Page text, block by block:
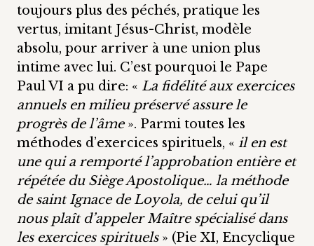
toujours plus des péchés, pratique les
vertus, imitant Jésus-Christ, modèle
absolu, pour arriver à une union plus
intime avec lui. C’est pourquoi le Pape
Paul VI a pu dire: « La fidélité aux exercices
annuels en milieu préservé assure le
progrès de l’âme». Parmi toutes les
méthodes d’exercices spirituels, « il en est
une qui a remporté l’approbation entière et
répétée du Siège Apostolique… la méthode
de saint Ignace de Loyola, de celui qu’il
nous plaît d’appeler Maître spécialisé dans
les exercices spirituels » (Pie XI, Encyclique